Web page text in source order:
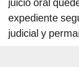
juicio oral
expediente
judicial y